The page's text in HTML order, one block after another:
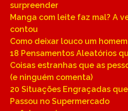
surpreender
Manga com leite faz mal? A
contou
Como deixar louco um
18 Pensamentos Aleatórios
Coisas estranhas que as
(e ninguém comenta)
20 Situações Engraçadas
Passou no Supermercado